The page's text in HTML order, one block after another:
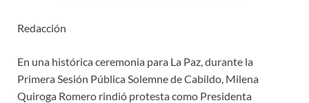
Redacción
En una histórica ceremonia para La Paz, durante la
Primera Sesión Pública Solemne de Cabildo, Milena
Quiroga Romero rindió protesta como Presidenta